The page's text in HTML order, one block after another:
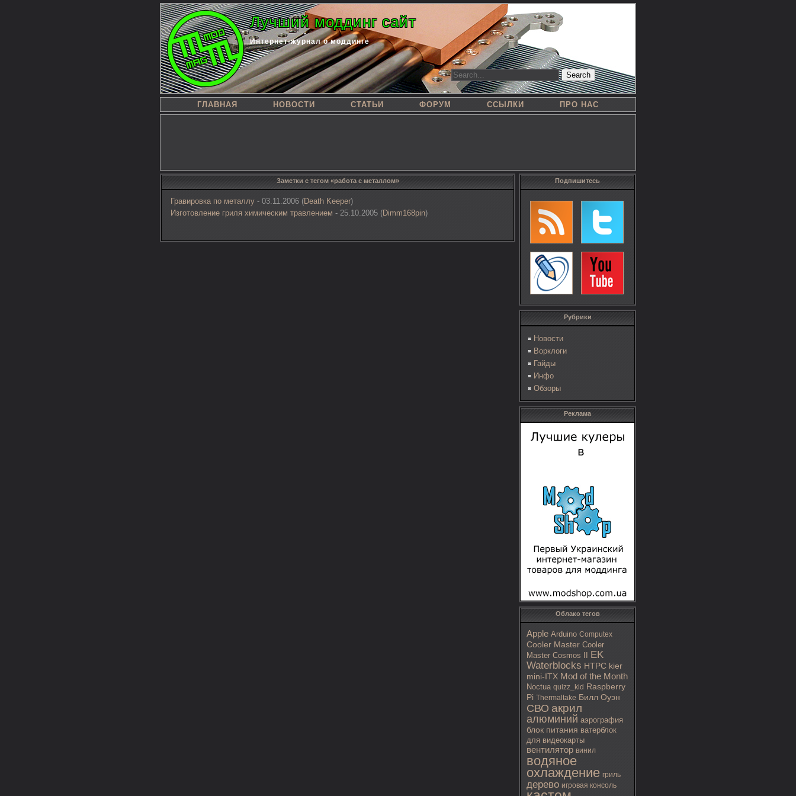
Лучший моддинг сайт
Интернет-журнал о моддинге
Search
ГЛАВНАЯ НОВОСТИ СТАТЬИ ФОРУМ ССЫЛКИ ПРО НАС
Подпишитесь
Рубрики
Новости
Ворклоги
Гайды
Инфо
Обзоры
Реклама
Облако тегов
Apple Arduino Computex
Cooler Master Cooler
Master Cosmos II
EK
Waterblocks HTPC kier
mini-ITX Mod of the Month
Noctua quizz_kid Raspberry
Pi Thermaltake Билл Оуэн
СВО акрил
алюминий аэрография
блок питания ватерблок
для видеокарты
вентилятор винил
водяное
охлаждение гриль
дерево игровая консоль
Заметки с тегом «работа с металлом»
Гравировка по металлу - 03.11.2006 (Death Keeper)
Изготовление гриля химическим травлением - 25.10.2005 (Dimm168pin)